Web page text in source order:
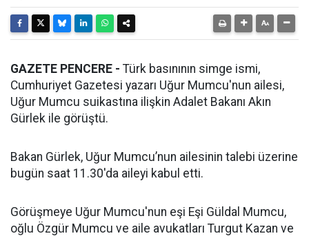
GAZETE PENCERE - Türk basınının simge ismi,
Cumhuriyet Gazetesi yazarı Uğur Mumcu'nun ailesi,
Uğur Mumcu suikastına ilişkin Adalet Bakanı Akın
Gürlek ile görüştü.
Bakan Gürlek, Uğur Mumcu’nun ailesinin talebi üzerine
bugün saat 11.30'da aileyi kabul etti.
Görüşmeye Uğur Mumcu'nun eşi Eşi Güldal Mumcu,
oğlu Özgür Mumcu ve aile avukatları Turgut Kazan ve